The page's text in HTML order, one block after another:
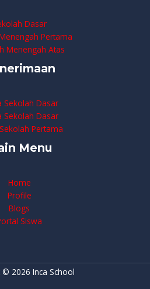
Dasar
Pertama
Menengah Atas
Sekolah Dasar
Sekolah Dasar
Pertama
Menu
Home
Profile
Blogs
Siswa
2026 Inca School